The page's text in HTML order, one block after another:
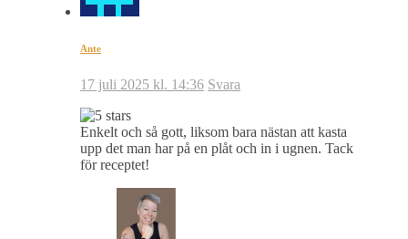
Ante
17 juli 2025 kl. 14:36 Svara
Enkelt och så gott, liksom bara nästan att kasta
upp det man har på en plåt och in i ugnen. Tack
för receptet!